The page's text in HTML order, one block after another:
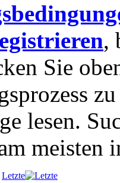
,
Sie
lesen.
meisten
Letzte